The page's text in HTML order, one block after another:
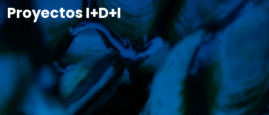
Proyectos I+D+I